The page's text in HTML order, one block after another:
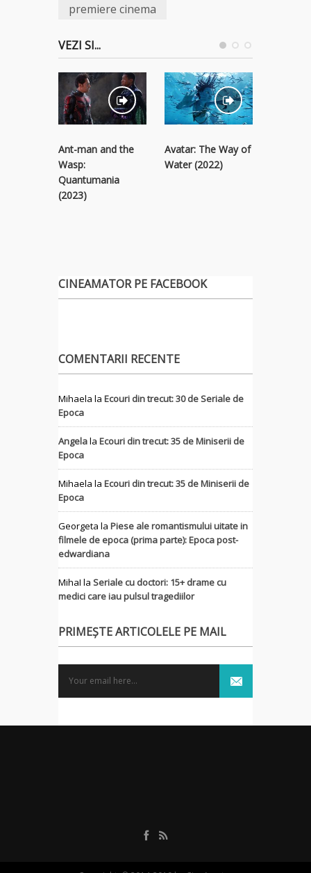
premiere cinema
VEZI SI...
Ant-man and the
Wasp:
Quantumania
(2023)
Avatar: The Way of
Water (2022)
CINEAMATOR PE FACEBOOK
COMENTARII RECENTE
Mihaela la Ecouri din trecut: 30 de Seriale de
Epoca
Angelala Ecouri din trecut: 35 de Miniserii de
Epoca
Mihaela la Ecouri din trecut: 35 de Miniserii de
Epoca
Georgeta la Piese ale romantismului uitate in
filmele de epoca (prima parte): Epoca post-
edwardiana
MihaI la Seriale cu doctori: 15+ drame cu
medici care iau pulsul tragediilor
PRIMEȘTE ARTICOLELE PE MAIL